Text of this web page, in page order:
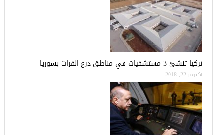
تركيا تنشئ 3 مستشفيات في مناطق درع الفرات بسوريا
أكتوبر 22, 2018